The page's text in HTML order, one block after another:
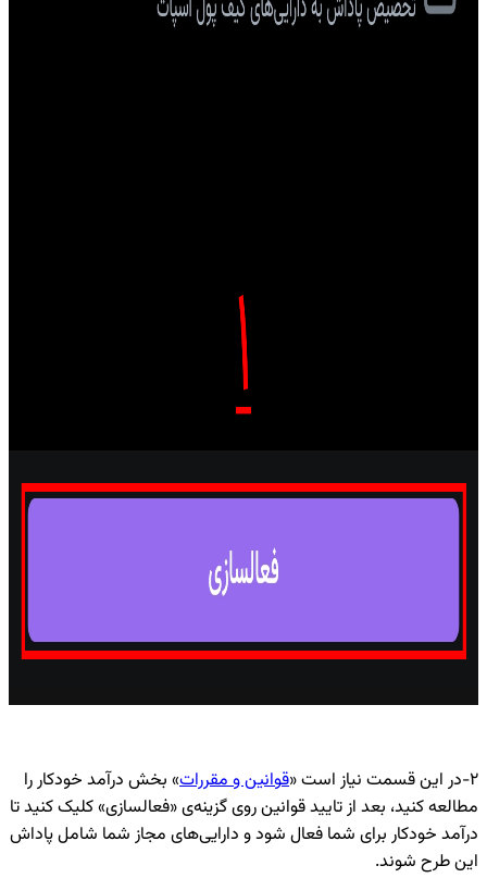
۲-در این قسمت نیاز است « قوانین و مقررات» بخش درآمد خودکار را
مطالعه کنید، بعد از تایید قوانین روی گزینه‌ی «فعالسازی» کلیک کنید تا
درآمد خودکار برای شما فعال شود و دارایی‌های مجاز شما شامل پاداش
این طرح شوند.